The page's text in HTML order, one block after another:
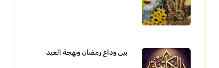
بين وداع رمضان وبهجة العيد